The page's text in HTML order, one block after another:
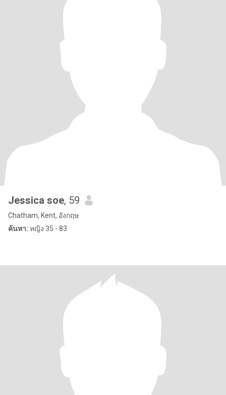
Jessica soe, 59
Chatham, Kent, อังกฤษ
ค้นหา: หญิง 35 - 83